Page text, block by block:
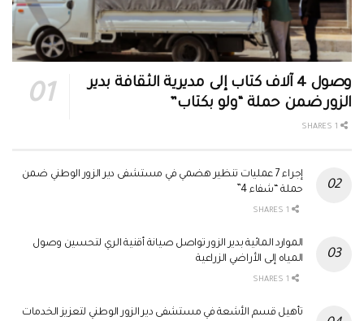
وصول 4 آلاف كتاب إلى مديرية الثقافة بدير
الزور ضمن حملة “ولو بكتاب”
إجراء 7 عمليات تنظير هضمي في مستشفى دير الزور الوطني ضمن
حملة “شفاء 4”
الموارد المائية بدير الزور تواصل صيانة أقنية الري لتحسين وصول
المياه إلى الأراضي الزراعية
تأهيل قسم الأشعة في مستشفى دير الزور الوطني لتعزيز الخدمات